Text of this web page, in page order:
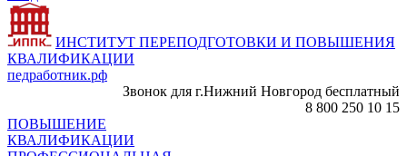
ИНСТИТУТ ПЕРЕПОДГОТОВКИ И ПОВЫШЕНИЯ
КВАЛИФИКАЦИИ
педработник.рф
Звонок для г.Нижний Новгород бесплатный
8 800 250 10 15
ПОВЫШЕНИЕ
КВАЛИФИКАЦИИ